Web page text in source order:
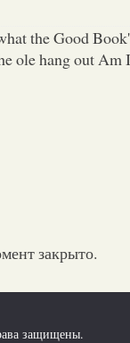
the Good
ole hang out
закрыто.
защищены.